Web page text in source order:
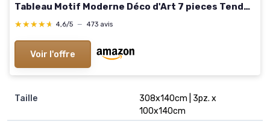
Tableau Motif Moderne Déco d'Art 7 pieces Tendu
Sur Chassis 100 x 240 cm Multicolore
★★★★★
★★★★★ 4,6/5 — 473 avis
Voir l'offre
Taille
308x140cm | 3pz. x
100x140cm